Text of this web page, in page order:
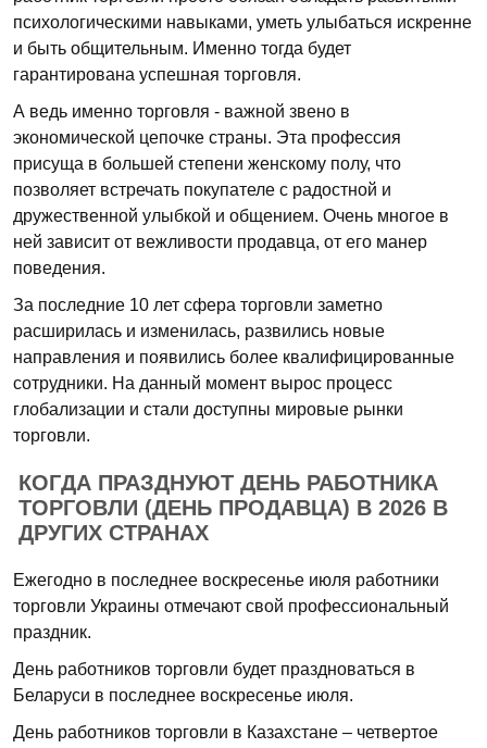
психологическими навыками, уметь улыбаться искренне
и быть общительным. Именно тогда будет
гарантирована успешная торговля.
А ведь именно торговля - важной звено в
экономической цепочке страны. Эта профессия
присуща в большей степени женскому полу, что
позволяет встречать покупателе с радостной и
дружественной улыбкой и общением. Очень многое в
ней зависит от вежливости продавца, от его манер
поведения.
За последние 10 лет сфера торговли заметно
расширилась и изменилась, развились новые
направления и появились более квалифицированные
сотрудники. На данный момент вырос процесс
глобализации и стали доступны мировые рынки
торговли.
КОГДА ПРАЗДНУЮТ ДЕНЬ РАБОТНИКА
ТОРГОВЛИ (ДЕНЬ ПРОДАВЦА) В 2026 В
ДРУГИХ СТРАНАХ
Ежегодно в последнее воскресенье июля работники
торговли Украины отмечают свой профессиональный
праздник.
День работников торговли будет праздноваться в
Беларуси в последнее воскресенье июля.
День работников торговли в Казахстане – четвертое